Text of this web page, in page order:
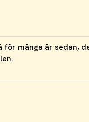
för många år sedan,